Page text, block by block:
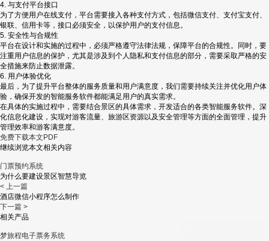
4. 与支付平台接口
为了方便用户在线支付，平台需要接入各种支付方式，包括微信支付、支付宝支付、
银联、信用卡等，接口必须安全，以保护用户的支付信息。
5. 安全性与合规性
平台在设计和实施的过程中，必须严格遵守法律法规，保障平台的合规性。同时，要
注重用户信息的保护，尤其是涉及到个人隐私和支付信息的部分，需要采取严格的安
全措施来防止数据泄露。
6. 用户体验优化
最后，为了提升平台整体的服务质量和用户满意度，我们需要持续关注并优化用户体
验，确保开发的智能服务软件都能满足用户的真实需求。
在具体的实施过程中，需要结合景区的具体需求，开发适合的各类智能服务软件。深
化信息化建设，实现对游客流量、旅游区资源以及安全管理等方面的全面管理，提升
管理效率和游客满意度。
免费下载本文PDF
继续浏览本文相关内容
门票预约系统
为什么要建设景区智慧导览
< 上一篇
酒店微信小程序怎么制作
下一篇 >
相关产品
梦旅程电子票务系统